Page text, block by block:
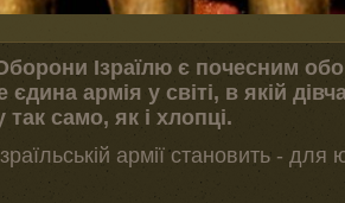
Ізраїлю є почесним
єдина армія у світі, в якій
само, як і хлопці.
армії становить -